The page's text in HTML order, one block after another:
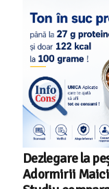
Salariul minim
2026 –